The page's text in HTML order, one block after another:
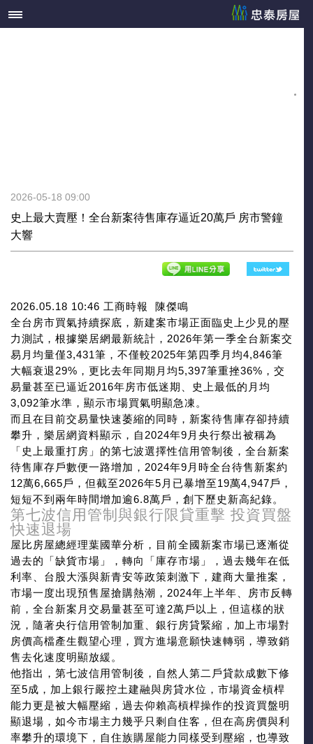
史上最大賣壓！全台新案待售庫存逼近20萬戶 房市警鐘
大響
2026-05-18 09:00
2026.05.18 10:46 工商時報 陳傑鳴
全台房市買氣持續探底，新建案市場正面臨史上少見的壓
力測試，根據樂居網最新統計，2026年第一季全台新案交
易月均量僅3,431筆，不僅較2025年第四季月均4,846筆
大幅衰退29%，更比去年同期月均5,397筆重挫36%，交
易量甚至已逼近2016年房市低迷期、史上最低的月均
3,092筆水準，顯示市場買氣明顯急凍。
而且在目前交易量快速萎縮的同時，新案待售庫存卻持續
攀升，樂居網資料顯示，自2024年9月央行祭出被稱為
「史上最重打房」的第七波選擇性信用管制後，全台新案
待售庫存戶數便一路增加，2024年9月時全台待售新案約
12萬6,665戶，但截至2026年5月已暴增至19萬4,947戶，
短短不到兩年時間增加逾6.8萬戶，創下歷史新高紀錄。
第七波信用管制與銀行限貸重擊 投資買盤
快速退場
屋比房屋總經理葉國華分析，目前全國新案市場已逐漸從
過去的「缺貨市場」，轉向「庫存市場」，過去幾年在低
利率、台股大漲與新青安等政策刺激下，建商大量推案，
市場一度出現預售屋搶購熱潮，2024年上半年、房市反轉
前，全台新案月交易量甚至可達2萬戶以上，但這樣的狀
況，隨著央行信用管制加重、銀行房貸緊縮，加上市場對
房價高檔產生觀望心理，買方進場意願快速轉弱，導致銷
售去化速度明顯放緩。
他指出，第七波信用管制後，自然人第二戶貸款成數下修
至5成，加上銀行嚴控土建融與房貸水位，市場資金槓桿
能力更是被大幅壓縮，過去仰賴高槓桿操作的投資買盤明
顯退場，如今市場主力幾乎只剩自住客，但在高房價與利
率攀升的環境下，自住族購屋能力同樣受到壓縮，也導致